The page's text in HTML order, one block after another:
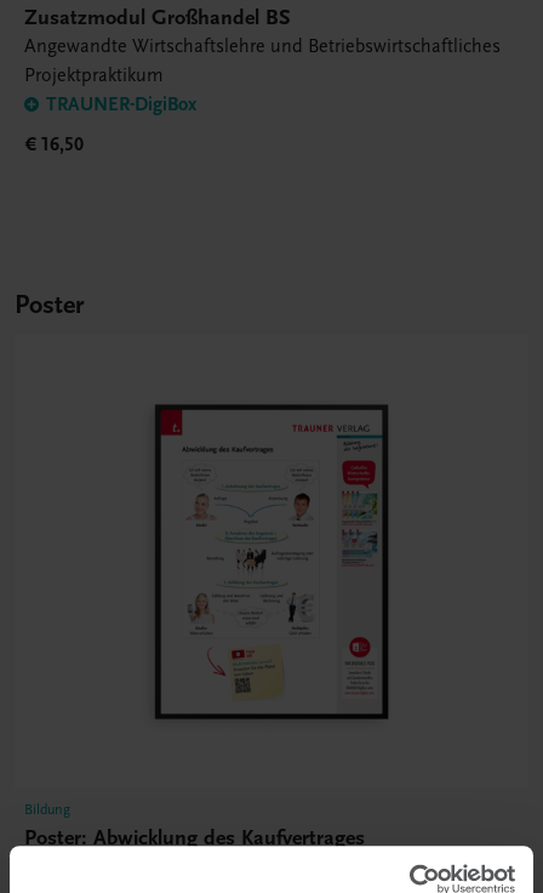
Zusatzmodul Großhandel BS
Angewandte Wirtschaftslehre und Betriebswirtschaftliches
Projektpraktikum
TRAUNER-DigiBox
€ 16,50
Poster
Bildung
Poster: Abwicklung des Kaufvertrages